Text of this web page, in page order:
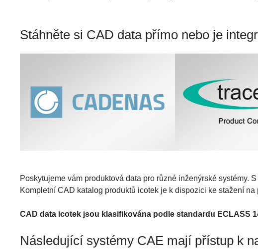
Stáhněte si CAD data přímo nebo je
Poskytujeme vám produktová data pro různé inženýrské systémy.
Kompletní CAD katalog produktů icotek je k dispozici ke stažení na
CAD data icotek jsou klasifikována podle standardu ECLASS
Následující systémy CAE mají přístup k